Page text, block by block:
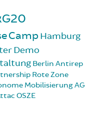
CampHamburg
Demo
Berlin Antirep
Rote Zone
MobilisierungAG
OSZE